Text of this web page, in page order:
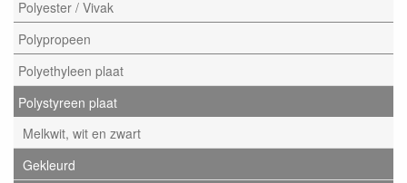
Polyester / Vivak
Polypropeen
Polyethyleen plaat
Polystyreen plaat
Melkwit, wit en zwart
Gekleurd